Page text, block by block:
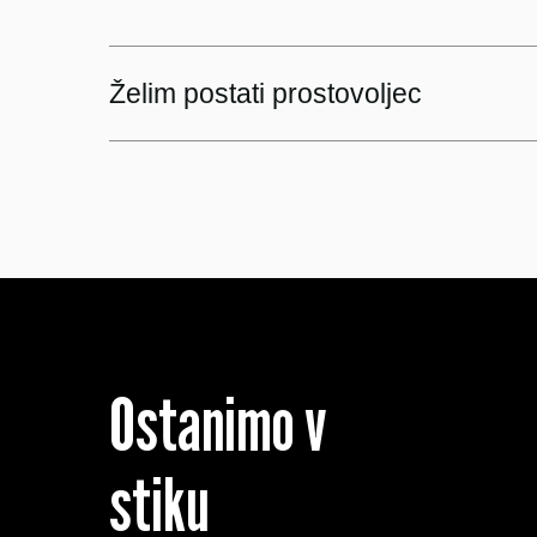
Želim postati prostovoljec
Ostanimo v
stiku